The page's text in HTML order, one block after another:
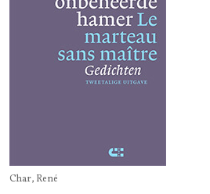
Char, René